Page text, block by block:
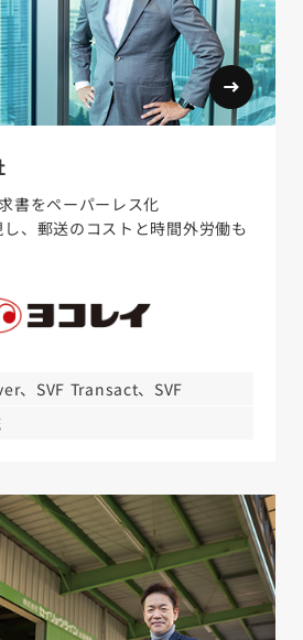
書をペーパーレス化
、郵送のコストと時間外労働も
、SVF Transact、SVF